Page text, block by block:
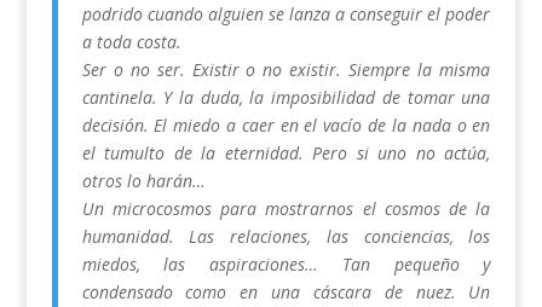
podrido cuando alguien se lanza a conseguir el poder
a toda costa.
Ser o no ser. Existir o no existir. Siempre la misma
cantinela. Y la duda, la imposibilidad de tomar una
decisión. El miedo a caer en el vacío de la nada o en
el tumulto de la eternidad. Pero si uno no actúa,
otros lo harán…
Un microcosmos para mostrarnos el cosmos de la
humanidad. Las relaciones, las conciencias, los
miedos, las aspiraciones… Tan pequeño y
condensado como en una cáscara de nuez. Un